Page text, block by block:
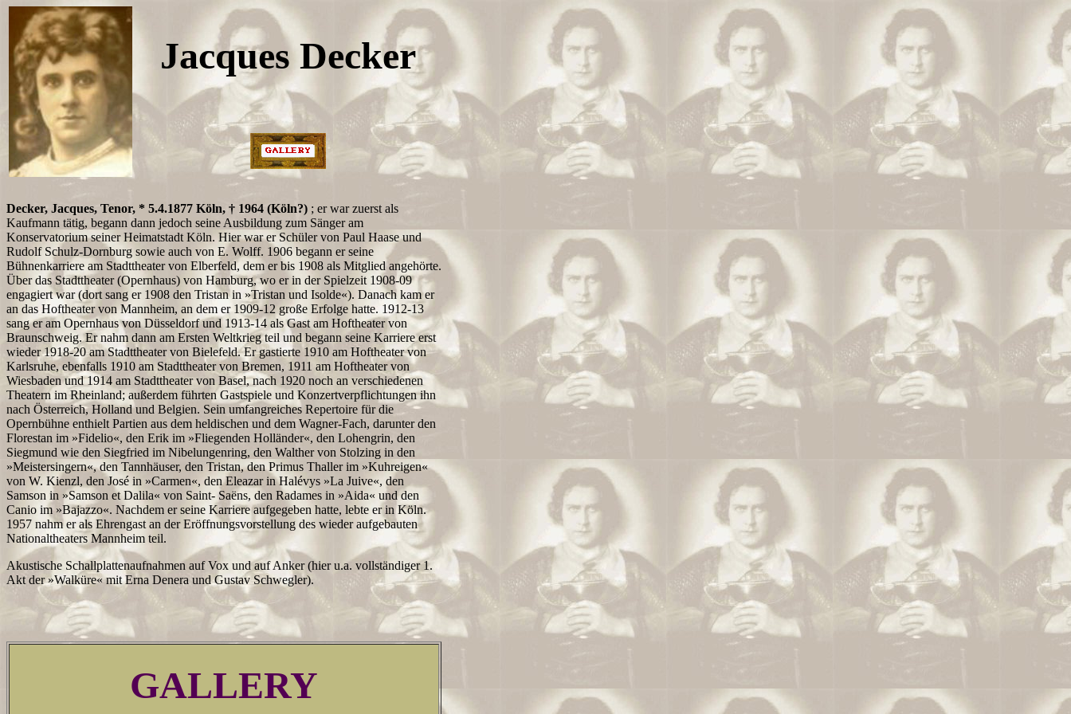
Jacques Decker
Decker, Jacques, Tenor, * 5.4.1877 Köln, † 1964 (Köln?) ; er war zuerst als
Kaufmann tätig, begann dann jedoch seine Ausbildung zum Sänger am
Konservatorium seiner Heimatstadt Köln. Hier war er Schüler von Paul Haase und
Rudolf Schulz-Dornburg sowie auch von E. Wolff. 1906 begann er seine
Bühnenkarriere am Stadttheater von Elberfeld, dem er bis 1908 als Mitglied angehörte.
Über das Stadttheater (Opernhaus) von Hamburg, wo er in der Spielzeit 1908-09
engagiert war (dort sang er 1908 den Tristan in »Tristan und Isolde«). Danach kam er
an das Hoftheater von Mannheim, an dem er 1909-12 große Erfolge hatte. 1912-13
sang er am Opernhaus von Düsseldorf und 1913-14 als Gast am Hoftheater von
Braunschweig. Er nahm dann am Ersten Weltkrieg teil und begann seine Karriere erst
wieder 1918-20 am Stadttheater von Bielefeld. Er gastierte 1910 am Hoftheater von
Karlsruhe, ebenfalls 1910 am Stadttheater von Bremen, 1911 am Hoftheater von
Wiesbaden und 1914 am Stadttheater von Basel, nach 1920 noch an verschiedenen
Theatern im Rheinland; außerdem führten Gastspiele und Konzertverpflichtungen ihn
nach Österreich, Holland und Belgien. Sein umfangreiches Repertoire für die
Opernbühne enthielt Partien aus dem heldischen und dem Wagner-Fach, darunter den
Florestan im »Fidelio«, den Erik im »Fliegenden Holländer«, den Lohengrin, den
Siegmund wie den Siegfried im Nibelungenring, den Walther von Stolzing in den
»Meistersingern«, den Tannhäuser, den Tristan, den Primus Thaller im »Kuhreigen«
von W. Kienzl, den José in »Carmen«, den Eleazar in Halévys »La Juive«, den
Samson in »Samson et Dalila« von Saint- Saëns, den Radames in »Aida« und den
Canio im »Bajazzo«. Nachdem er seine Karriere aufgegeben hatte, lebte er in Köln.
1957 nahm er als Ehrengast an der Eröffnungsvorstellung des wieder aufgebauten
Nationaltheaters Mannheim teil.
Akustische Schallplattenaufnahmen auf Vox und auf Anker (hier u.a. vollständiger 1.
Akt der »Walküre« mit Erna Denera und Gustav Schwegler).
GALLERY